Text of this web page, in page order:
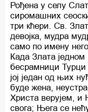
Рођена у селу
сиромашних
три кћери. Св.
девојка, мудра
само по имену
Када Злата
бесрамници Турци
јој један од њих
буде жена,
Христа верујем, и
свога; Њега се